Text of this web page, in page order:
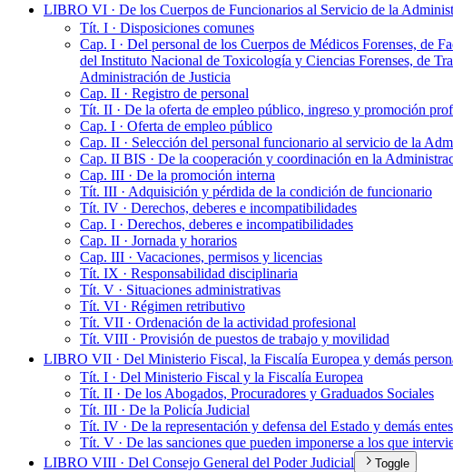
LIBRO VI · De los Cuerpos de Funcionarios al Servicio de la
Tít. I · Disposiciones comunes
Cap. I · Del personal de los Cuerpos de Médicos Forenses, de
del Instituto Nacional de Toxicología y Ciencias Forenses, de
Administración de Justicia
Cap. II · Registro de personal
Tít. II · De la oferta de empleo público, ingreso y promoción
Cap. I · Oferta de empleo público
Cap. II · Selección del personal funcionario al servicio de la
Cap. II BIS · De la cooperación y coordinación en la
Cap. III · De la promoción interna
Tít. III · Adquisición y pérdida de la condición de funcionario
Tít. IV · Derechos, deberes e incompatibilidades
Cap. I · Derechos, deberes e incompatibilidades
Cap. II · Jornada y horarios
Cap. III · Vacaciones, permisos y licencias
Tít. IX · Responsabilidad disciplinaria
Tít. V · Situaciones administrativas
Tít. VI · Régimen retributivo
Tít. VII · Ordenación de la actividad profesional
Tít. VIII · Provisión de puestos de trabajo y movilidad
LIBRO VII · Del Ministerio Fiscal, la Fiscalía Europea y demás
Tít. I · Del Ministerio Fiscal y la Fiscalía Europea
Tít. II · De los Abogados, Procuradores y Graduados Sociales
Tít. III · De la Policía Judicial
Tít. IV · De la representación y defensa del Estado y demás
Tít. V · De las sanciones que pueden imponerse a los que
LIBRO VIII · Del Consejo General del Poder Judicial
Toggle